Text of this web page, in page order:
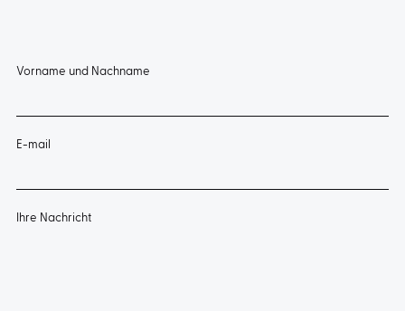
Vorname und Nachname
E-mail
Ihre Nachricht